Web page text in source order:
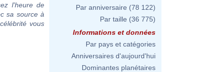
l'heure de
sa source à
vous
Par anniversaire (78 122)
Par taille (36 775)
Informations et données
Par pays et catégories
Anniversaires d'aujourd'hui
Dominantes planétaires